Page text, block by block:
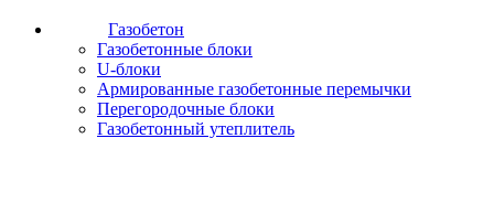
Газобетон
Газобетонные блоки
U-блоки
Армированные газобетонные перемычки
Перегородочные блоки
Газобетонный утеплитель